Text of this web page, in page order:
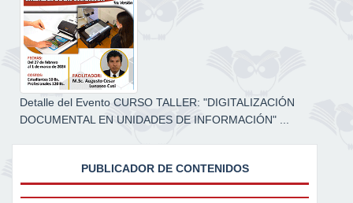
Detalle del Evento CURSO TALLER: "DIGITALIZACIÓN
DOCUMENTAL EN UNIDADES DE INFORMACIÓN" ...
PUBLICADOR DE CONTENIDOS